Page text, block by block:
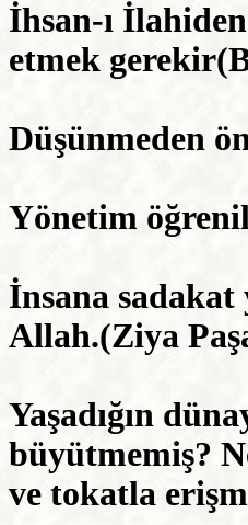
İhsan-ı
etmek
Düşünmeden
Yönetim
İnsana sadakat
Allah.(Ziya
Yaşadığın
büyütmemiş?
ve tokatla